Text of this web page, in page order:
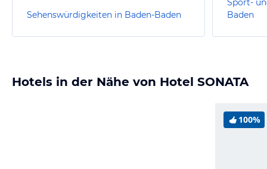
Sehenswürdigkeiten in Baden-Baden
Sport-
Baden
Hotels in der Nähe von Hotel SONATA
100%